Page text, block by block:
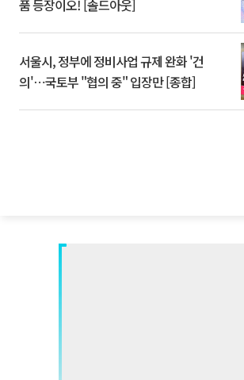
품 등장이오! [솔드아웃]
서울시, 정부에 정비사업 규제 완화 '건
의'⋯국토부 "협의 중" 입장만 [종합]